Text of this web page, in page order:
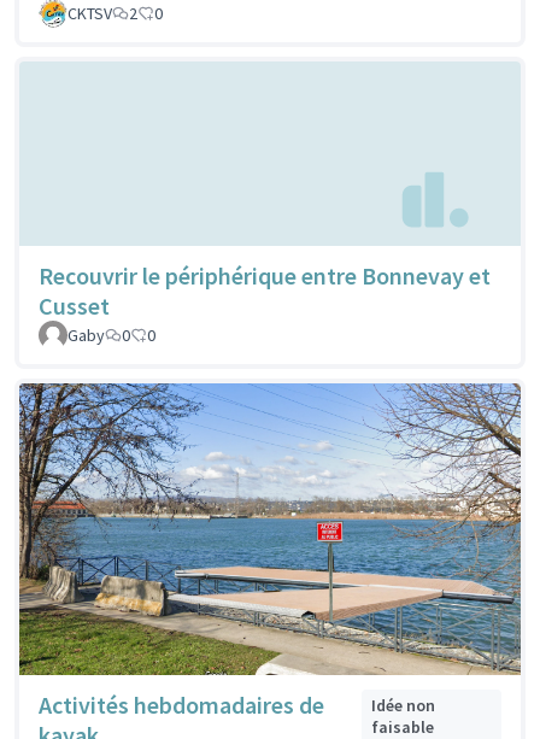
CKTSV
2 0
Recouvrir le périphérique entre Bonnevay et
Cusset
Gaby 0 0
Activités hebdomadaires de
Idée non
faisable